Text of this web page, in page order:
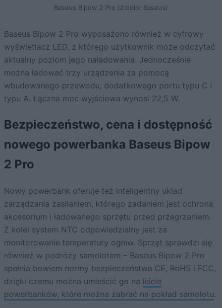
Baseus Bipow 2 Pro (źródło: Baseus)
Baseus Bipow 2 Pro wyposażono również w cyfrowy
wyświetlacz LED, z którego użytkownik może odczytać
aktualny poziom jego naładowania. Jednocześnie
można ładować trzy urządzenia za pomocą
wbudowanego przewodu, dodatkowego portu typu C i
typu A. Łączna moc wyjściowa wynosi 22,5 W.
Bezpieczeństwo, cena i dostępność
nowego powerbanka Baseus Bipow
2 Pro
Nowy powerbank oferuje też inteligentny układ
zarządzania zasilaniem, którego zadaniem jest ochrona
akcesorium i ładowanego sprzętu przed przegrzaniem.
Z kolei system NTC odpowiedzialny jest za
monitorowanie temperatury ogniw. Sprzęt sprawdzi się
również w podróży samolotem – Baseus Bipow 2 Pro
spełnia bowiem normy bezpieczeństwa CE, RoHS i FCC,
dzięki czemu można umieścić go na liście
powerbanków, które można zabrać na pokład samolotu.